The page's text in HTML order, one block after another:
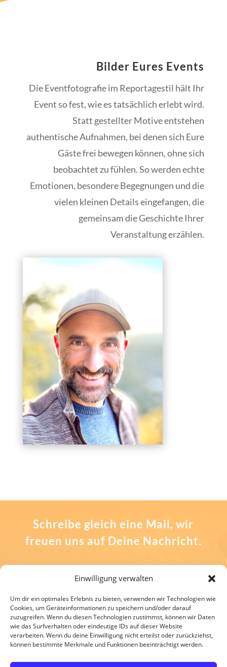
Einwilligung verwalten
Um dir ein optimales Erlebnis zu bieten, verwenden wir Technologien wie
Cookies, um Geräteinformationen zu speichern und/oder darauf
zuzugreifen. Wenn du diesen Technologien zustimmst, können wir Daten
wie das Surfverhalten oder eindeutige IDs auf dieser Website
verarbeiten. Wenn du deine Einwilligung nicht erteilst oder zurückziehst,
können bestimmte Merkmale und Funktionen beeinträchtigt werden.
Bilder Eures Events
Die Eventfotografie im Reportagestil hält Ihr
Event so fest, wie es tatsächlich erlebt wird.
Statt gestellter Motive entstehen
authentische Aufnahmen, bei denen sich Eure
Gäste frei bewegen können, ohne sich
beobachtet zu fühlen. So werden echte
Emotionen, besondere Begegnungen und die
vielen kleinen Details eingefangen, die
gemeinsam die Geschichte Ihrer
Veranstaltung erzählen.
Schreibe gleich eine Mail, wir
freuen uns auf Deine Nachricht.
kontakt@photobox-frankfurt.de